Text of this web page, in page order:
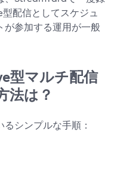
配信としてスケジュ
が参加する運用が一般
型マルチ配信
法は？
シンプルな手順：